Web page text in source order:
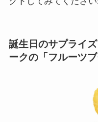
誕生日のサプライ
ークの「フルーツブ